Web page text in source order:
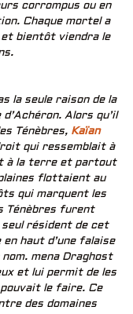
corrompus ou en
Chaque mortel a
bientôt viendra le
la seule raison de la
Alors qu’il
Ténèbres, Kaïan
qui ressemblait à
à la terre et partout
flottaient au
qui marquent les
Ténèbres furent
résident de cet
haut d’une falaise
mena Draghost
et lui permit de les
le faire. Ce
des domaines